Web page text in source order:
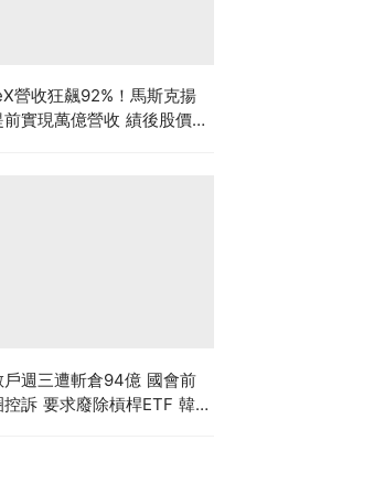
營收狂飆92%！馬斯克揚
實現萬億營收 績後股價卻
戶週三遭斬倉94億 國會前
控訴 要求廢除槓桿ETF 韓